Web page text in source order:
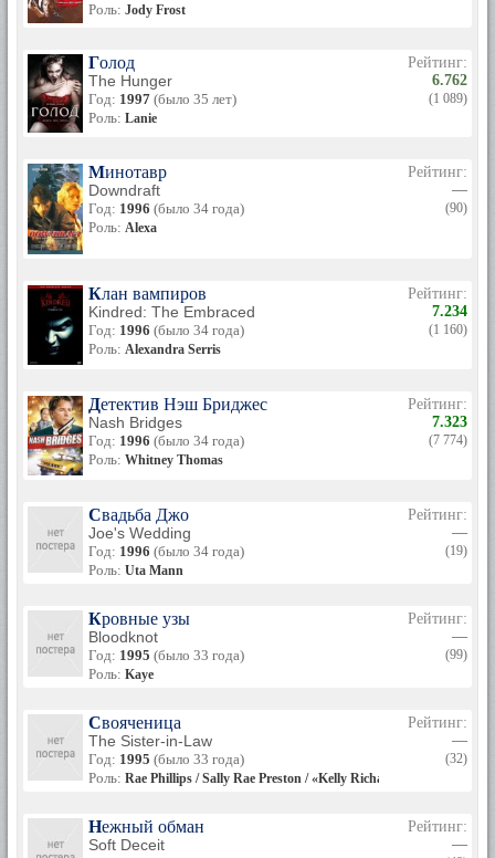
Роль: Jody Frost
Голод
The Hunger
Год: 1997 (было 35 лет)
Роль: Lanie
Рейтинг:
6.762
(1 089)
Минотавр
Downdraft
Год: 1996 (было 34 года)
Роль: Alexa
Рейтинг:
—
(90)
Клан вампиров
Kindred: The Embraced
Год: 1996 (было 34 года)
Роль: Alexandra Serris
Рейтинг:
7.234
(1 160)
Детектив Нэш Бриджес
Nash Bridges
Год: 1996 (было 34 года)
Роль: Whitney Thomas
Рейтинг:
7.323
(7 774)
Свадьба Джо
Joe's Wedding
Год: 1996 (было 34 года)
Роль: Uta Mann
Рейтинг:
—
(19)
Кровные узы
Bloodknot
Год: 1995 (было 33 года)
Роль: Kaye
Рейтинг:
—
(99)
Свояченица
The Sister-in-Law
Год: 1995 (было 33 года)
Роль: Rae Phillips / Sally Rae Preston / «Kelly Richards»
Рейтинг:
—
(32)
Нежный обман
Soft Deceit
Рейтинг:
—